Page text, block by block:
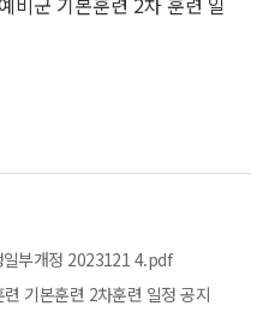
일부개정 2023121 4.pdf
기본훈련 2차훈련 일정 공지